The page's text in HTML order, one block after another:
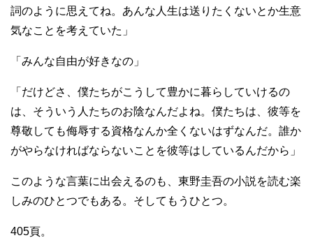
詞のように思えてね。あんな人生は送りたくないとか生意
気なことを考えていた」
「みんな自由が好きなの」
「だけどさ、僕たちがこうして豊かに暮らしていけるの
は、そういう人たちのお陰なんだよね。僕たちは、彼等を
尊敬しても侮辱する資格なんか全くないはずなんだ。誰か
がやらなければならないことを彼等はしているんだから」
このような言葉に出会えるのも、東野圭吾の小説を読む楽
しみのひとつでもある。そしてもうひとつ。
405頁。